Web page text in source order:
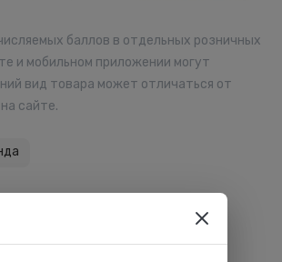
баллов в отдельных розничных
и мобильном приложении могут
вид товара может отличаться от
сайте.